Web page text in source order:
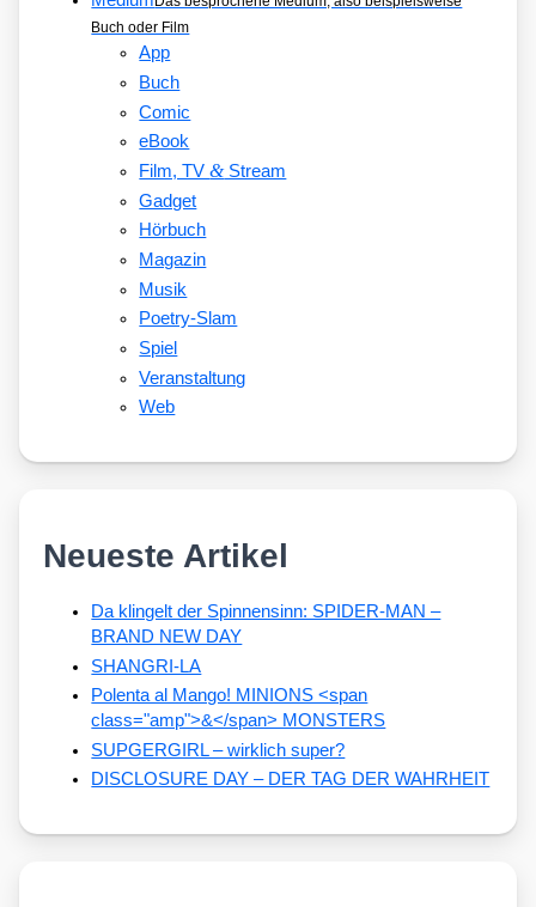
Buch oder Film
App
Buch
Comic
eBook
Film, TV&Stream
Gadget
Hörbuch
Magazin
Musik
Poetry-Slam
Spiel
Veranstaltung
Web
Neueste Artikel
Da klingelt der Spinnensinn: SPIDER-MAN –
BRAND NEW DAY
SHANGRI-LA
Polenta al Mango! MINIONS <span
class="amp">&</span> MONSTERS
SUPGERGIRL – wirklich super?
DISCLOSURE DAY – DER TAG DER WAHRHEIT